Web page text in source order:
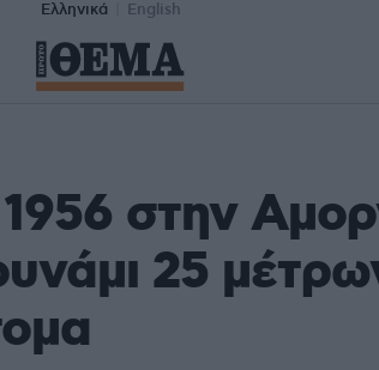
Ελληνικά English
στην
25